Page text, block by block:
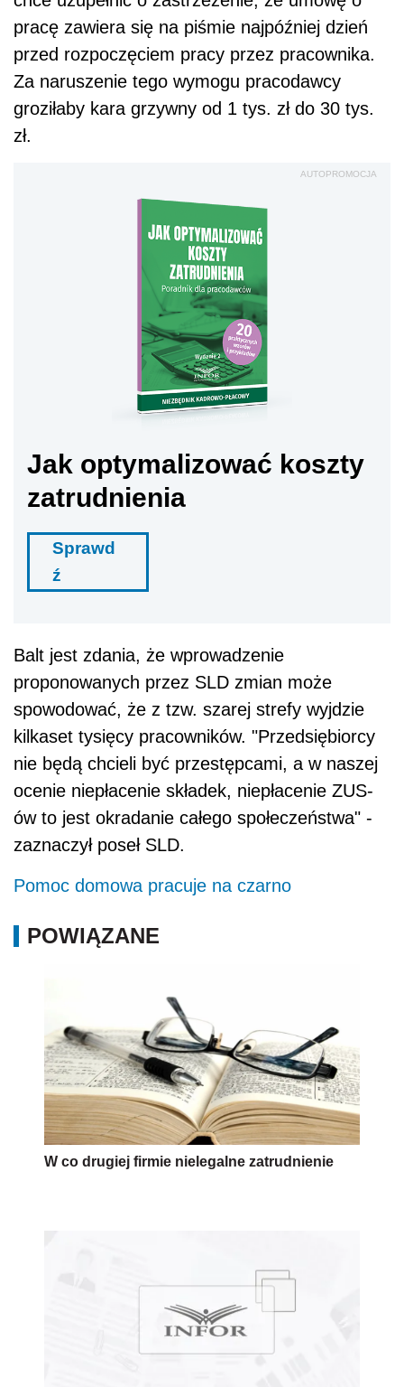
pracę zawiera się na piśmie najpóźniej dzień
przed rozpoczęciem pracy przez pracownika.
Za naruszenie tego wymogu pracodawcy
groziłaby kara grzywny od 1 tys. zł do 30 tys.
zł.
AUTOPROMOCJA
Jak optymalizować koszty
zatrudnienia
Sprawd
ź
Balt jest zdania, że wprowadzenie
proponowanych przez SLD zmian może
spowodować, że z tzw. szarej strefy wyjdzie
kilkaset tysięcy pracowników. "Przedsiębiorcy
nie będą chcieli być przestępcami, a w naszej
ocenie niepłacenie składek, niepłacenie ZUS-
ów to jest okradanie całego społeczeństwa" -
zaznaczył poseł SLD.
Pomoc domowa pracuje na czarno
POWIĄZANE
W co drugiej firmie nielegalne zatrudnienie